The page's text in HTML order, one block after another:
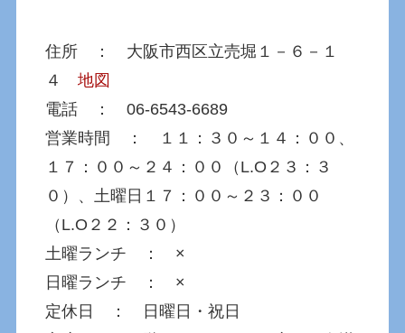
住所 ： 大阪市西区立売堀１－６－１
４地図
電話 ： 06-6543-6689
営業時間 ： １１：３０～１４：００、
１７：００～２４：００（L.O２３：３
０）、土曜日１７：００～２３：００
（L.O２２：３０）
土曜ランチ ： ×
日曜ランチ ： ×
定休日 ： 日曜日・祝日